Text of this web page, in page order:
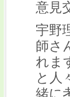
意見
宇野
師さ
れま
と人
緒に